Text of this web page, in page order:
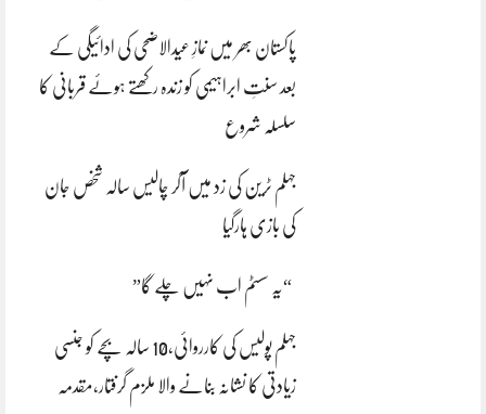
پاکستان بھر میں نمازِ عیدالاضحی کی ادائیگی کے
بعد سنتِ ابراہیمی کو زندہ رکھتے ہوئے قربانی کا
سلسلہ شروع
جہلم ٹرین کی زد میں آکر چالیس سالہ شخص جان
کی بازی ہارگیا
“یہ سسٹم اب نہیں چلے گا”
جہلم پولیس کی کارروائی،10 سالہ بچے کو جنسی
زیادتی کا نشانہ بنانے والا ملزم گرفتار،مقدمہ